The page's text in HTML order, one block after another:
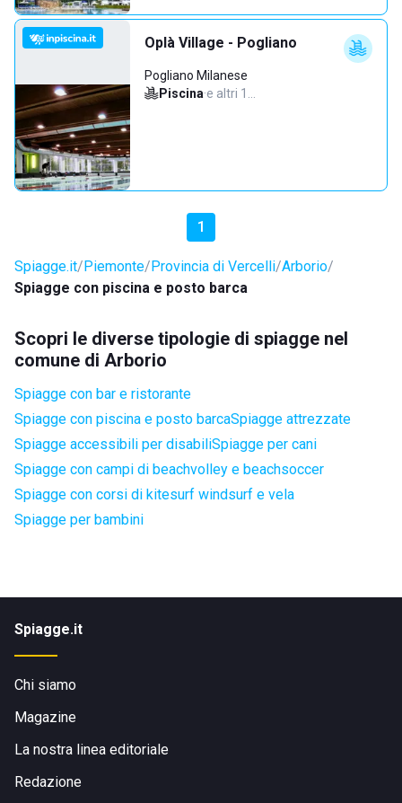
Oplà Village - Pogliano
Pogliano Milanese
Piscina·e altri 1…
1
Spiagge.it Piemonte Provincia di Vercelli Arborio
Spiagge con piscina e posto barca
Scopri le diverse tipologie di spiagge nel
comune di Arborio
Spiagge con bar e ristorante
Spiagge con piscina e posto barcaSpiagge attrezzate
Spiagge accessibili per disabiliSpiagge per cani
Spiagge con campi di beachvolley e beachsoccer
Spiagge con corsi di kitesurf windsurf e vela
Spiagge per bambini
Spiagge.it
Chi siamo
Magazine
La nostra linea editoriale
Redazione